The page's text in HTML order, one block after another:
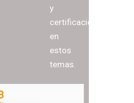
y
certificaciones
en
estos
temas.